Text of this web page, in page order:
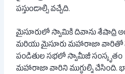
పస్తుండాల్సి వచ్చేది.
మైసూరులో స్వామికి దివాను శేషాద్రి
మరియు మైసూరు మహారాజా వారితో
పండితుల సభలో స్వామీజీ సంస్కృతం
మహారాజా వారిని ముగ్ధుల్ని